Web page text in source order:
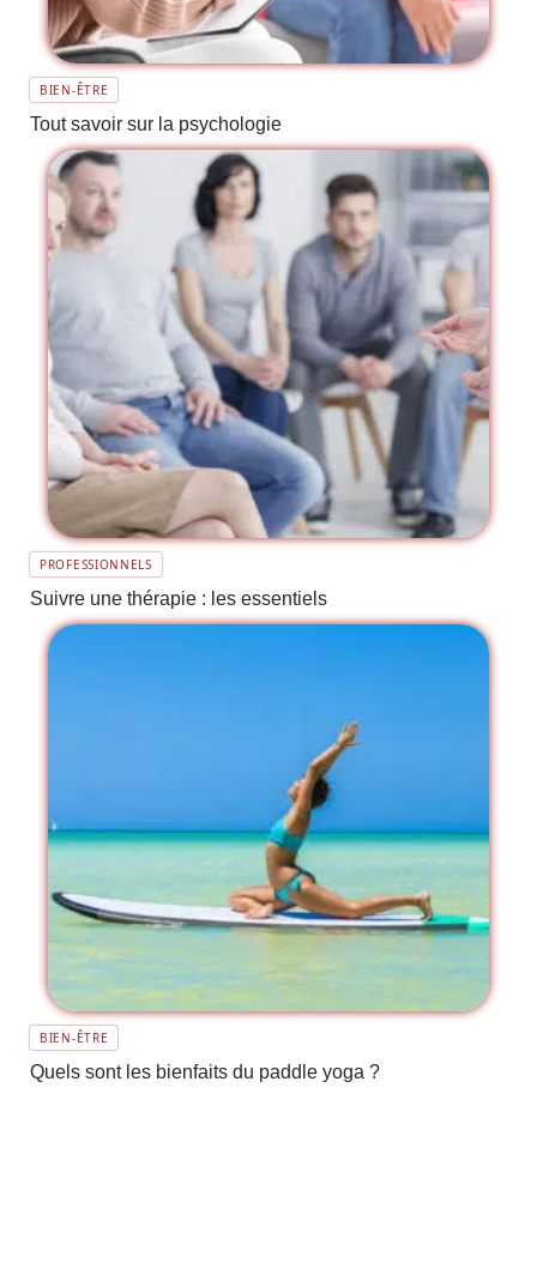
BIEN-ÊTRE
Tout savoir sur la psychologie
PROFESSIONNELS
Suivre une thérapie : les essentiels
BIEN-ÊTRE
Quels sont les bienfaits du paddle yoga ?